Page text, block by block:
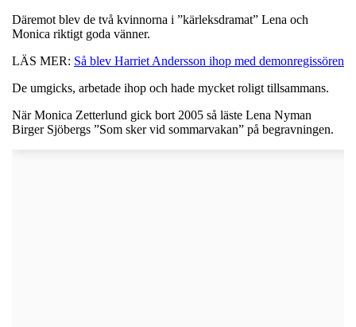
Däremot blev de två kvinnorna i ”kärleksdramat” Lena och
Monica riktigt goda vänner.
LÄS MER: Så blev Harriet Andersson ihop med demonregissören
De umgicks, arbetade ihop och hade mycket roligt tillsammans.
När Monica Zetterlund gick bort 2005 så läste Lena Nyman
Birger Sjöbergs ”Som sker vid sommarvakan” på begravningen.